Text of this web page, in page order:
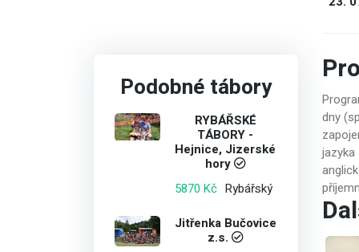
Podobné tábory
RYBÁŘSKÉ
TÁBORY -
Hejnice, Jizerské
hory
5870 Kč Rybářský
Jitřenka Bučovice
z.s.
dny
jazyka